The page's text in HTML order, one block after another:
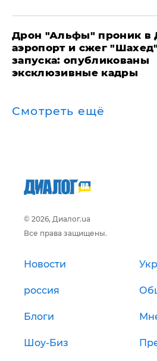
Дрон "Альфы" проник в
аэропорт и сжег
запуска: опубликованы
эксклюзивные кадры
Смотреть ещё
© 2026, Диалог.ua
Все права защищены.
Новости
россия
Блоги
Шоу-Биз